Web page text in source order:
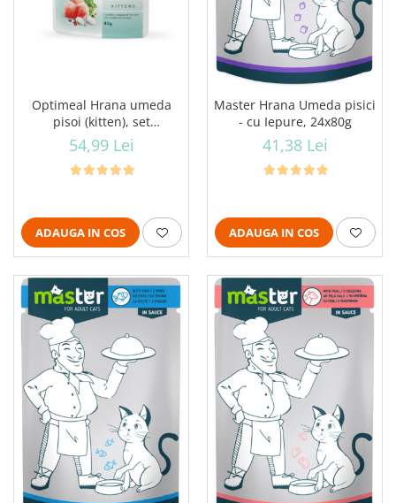
Optimeal Hrana umeda
pisoi (kitten), set
12*0,085kg
54,99 Lei
ADAUGA IN COS
Master Hrana Umeda pisici
- cu Iepure, 24x80g
41,38 Lei
ADAUGA IN COS